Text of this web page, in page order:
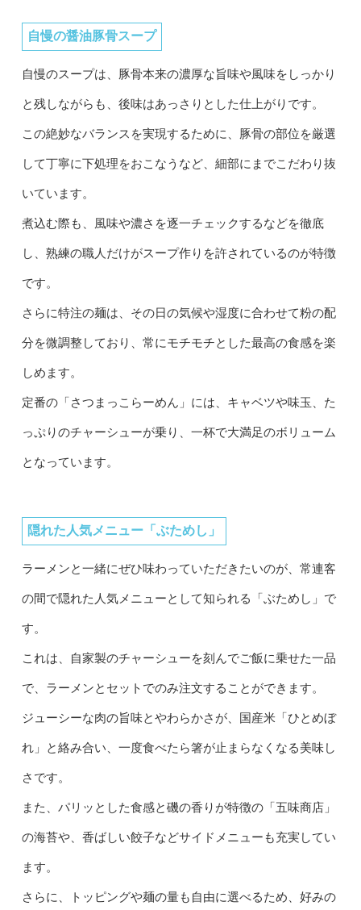
自慢の醤油豚骨スープ
自慢のスープは、豚骨本来の濃厚な旨味や風味をしっかり
と残しながらも、後味はあっさりとした仕上がりです。
この絶妙なバランスを実現するために、豚骨の部位を厳選
して丁寧に下処理をおこなうなど、細部にまでこだわり抜
いています。
煮込む際も、風味や濃さを逐一チェックするなどを徹底
し、熟練の職人だけがスープ作りを許されているのが特徴
です。
さらに特注の麺は、その日の気候や湿度に合わせて粉の配
分を微調整しており、常にモチモチとした最高の食感を楽
しめます。
定番の「さつまっこらーめん」には、キャベツや味玉、た
っぷりのチャーシューが乗り、一杯で大満足のボリューム
となっています。
隠れた人気メニュー「ぶためし」
ラーメンと一緒にぜひ味わっていただきたいのが、常連客
の間で隠れた人気メニューとして知られる「ぶためし」で
す。
これは、自家製のチャーシューを刻んでご飯に乗せた一品
で、ラーメンとセットでのみ注文することができます。
ジューシーな肉の旨味とやわらかさが、国産米「ひとめぼ
れ」と絡み合い、一度食べたら箸が止まらなくなる美味し
さです。
また、パリッとした食感と磯の香りが特徴の「五味商店」
の海苔や、香ばしい餃子などサイドメニューも充実してい
ます。
さらに、トッピングや麺の量も自由に選べるため、好みの